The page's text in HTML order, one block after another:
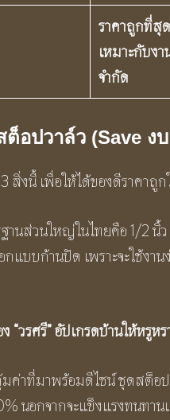
ราคาถูกที่สุด
เหมาะกับง
จำกัด
อปวาล์ว (Save ง
สิ่งนี้ เพื่อให้ได้ของดีราคาถูก
านส่วนใหญ่ในไทยคือ 1/2 นิ้
กแบบก้านปัด เพราะจะใช้งา
วรศรี” อัปเกรดบ้านให้หรูหร
าที่มาพร้อมดีไซน์ ชุดสต็อ
นอกจากจะแข็งแรงทนทา